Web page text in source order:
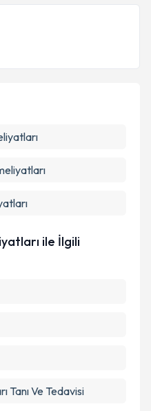
e-posta ile
ilişkin
ediyorum.
Gönder
ile İlgili
Tanı Ve Tedavisi